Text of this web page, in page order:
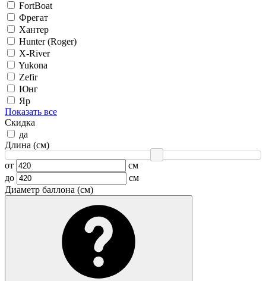
FortBoat
Фрегат
Хантер
Hunter (Roger)
X-River
Yukona
Zefir
Юнг
Яр
Показать все
Скидка
да
Длина (см)
от
см
до
см
Диаметр баллона (см)